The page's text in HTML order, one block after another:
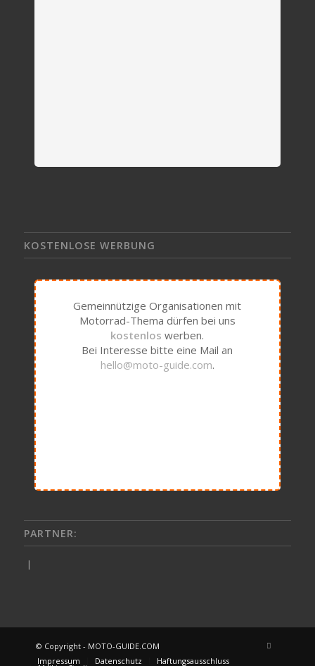
KOSTENLOSE WERBUNG
Gemeinnützige Organisationen mit
Motorrad-Thema dürfen bei uns
kostenlos werben.
Bei Interesse bitte eine Mail an
hello@moto-guide.com.
PARTNER:
|
© Copyright - MOTO-GUIDE.COM
Impressum
Datenschutz Haftungsausschluss